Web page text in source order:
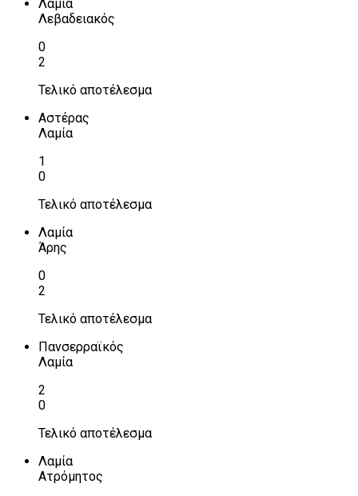
Λαμία
Λεβαδειακός
0
2
Τελικό αποτέλεσμα
Αστέρας
Λαμία
1
0
Τελικό αποτέλεσμα
Λαμία
Άρης
0
2
Τελικό αποτέλεσμα
Πανσερραϊκός
Λαμία
2
0
Τελικό αποτέλεσμα
Λαμία
Ατρόμητος